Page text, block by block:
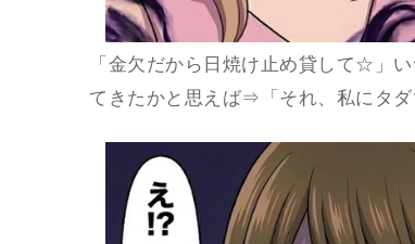
「金欠だから日焼け止め貸して☆」
てきたかと思えば⇒「それ、私にタ